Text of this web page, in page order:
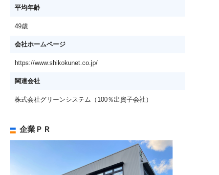
平均年齢
49歳
会社ホームページ
https://www.shikokunet.co.jp/
関連会社
株式会社グリーンシステム（100％出資子会社）
企業ＰＲ